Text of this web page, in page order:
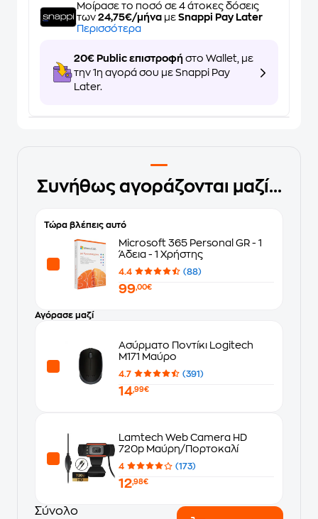
Μοίρασε το ποσό σε 4 άτοκες δόσεις
των 24,75€/μήνα με Snappi Pay Later
Περισσότερα
20€ Public επιστροφή στο Wallet, με
την 1η αγορά σου με Snappi Pay
Later.
Συνήθως αγοράζονται μαζί...
Τώρα βλέπεις αυτό
Microsoft 365 Personal GR - 1
Άδεια - 1 Χρήστης
4.4 (88)
99,00€
Αγόρασε μαζί
Ασύρματο Ποντίκι Logitech
M171 Μαύρο
4.7 (391)
14,99€
Lamtech Web Camera HD
720p Μαύρη/Πορτοκαλί
4 (173)
12,98€
Σύνολο